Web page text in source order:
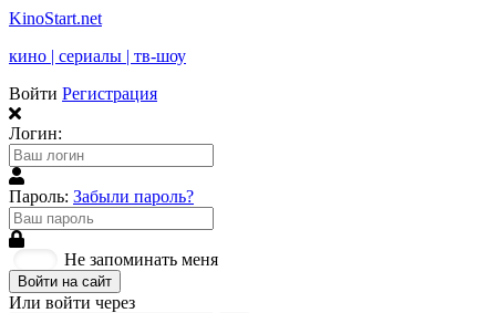
KinoStart.net
кино | сериалы | тв-шоу
Войти Регистрация
Логин:
Пароль: Забыли пароль?
Не запоминать меня
Войти на сайт
Или войти через